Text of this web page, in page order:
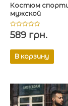
Костюм
мужской
Оценка
0
589 грн.
В корзину